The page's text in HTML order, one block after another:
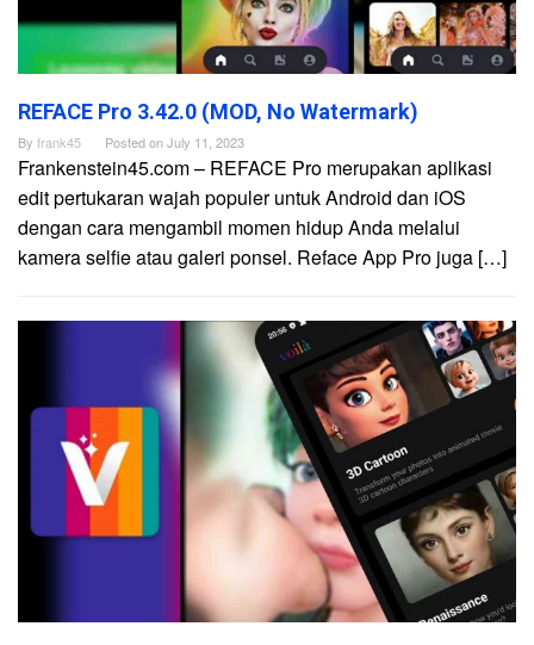
REFACE Pro 3.42.0 (MOD, No Watermark)
By frank45 Posted onJuly 11, 2023
Frankenstein45.com – REFACE Pro merupakan aplikasi
edit pertukaran wajah populer untuk Android dan iOS
dengan cara mengambil momen hidup Anda melalui
kamera selfie atau galeri ponsel. Reface App Pro juga […]